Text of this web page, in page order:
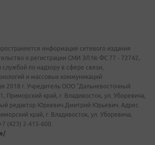
информация сетевого издания
о регистрации СМИ ЭЛ № ФС 77 - 72742,
по надзору в сфере связи,
и массовых коммуникаций
2018 г. Учредитель ООО "Дальневосточный
Приморский край, г. Владивосток, ул. Уборевича,
редактор Юркевич Дмитрий Юрьевич. Адрес
край, г. Владивосток, ул. Уборевича,
(423) 2-415-600.